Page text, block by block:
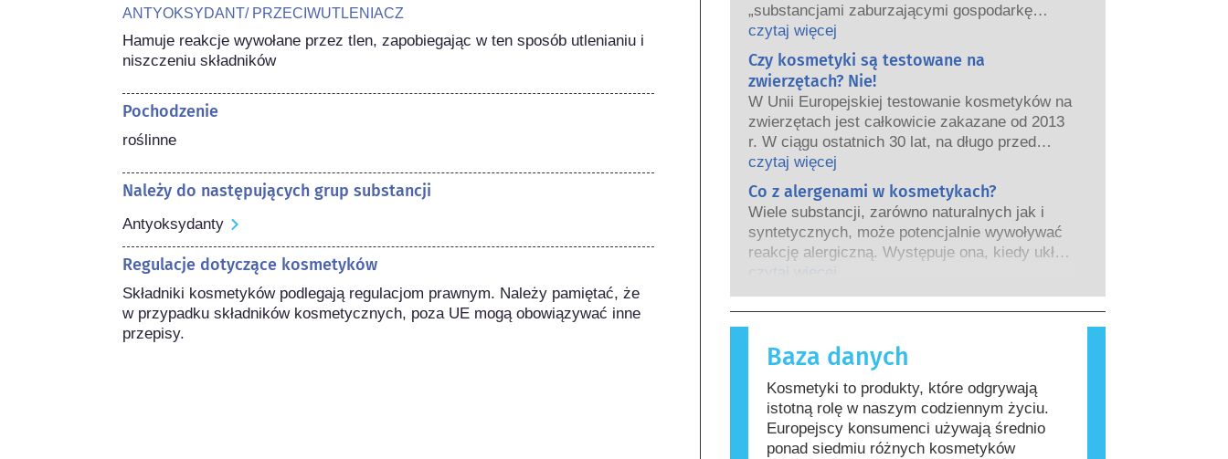
ANTYOKSYDANT/ PRZECIWUTLENIACZ
Hamuje reakcje wywołane przez tlen, zapobiegając w ten sposób utlenianiu i
niszczeniu składników
Pochodzenie
roślinne
Należy do następujących grup substancji
Antyoksydanty
Regulacje dotyczące kosmetyków
Składniki kosmetyków podlegają regulacjom prawnym. Należy pamiętać, że
w przypadku składników kosmetycznych, poza UE mogą obowiązywać inne
przepisy.
„substancjami zaburzającymi gospodarkę
hormonalną”, ponieważ mogą naśladować
niektóre właściwości naszych hormonów.
Tylko dlatego, że coś może naśladować
hormon, nie oznacza to, że zakłóci prawidłowe
funkcjonowanie układu hormonalnego.
Wiele substancji, w tym te naturalne, naśladuje
hormony. Bardzo niewiele substancji jednak, a
są to głównie leki o silnym działaniu, ma
potwierdzone działanie powodujące zaburzenia
układu hormonalnego.
Rygorystyczne oceny bezpieczeństwa
produktów przeprowadzane przez
wykwalifikowanych ekspertów naukowych, do
zobowiązane, obejmują wszystkie potencjalne
zagrożenia, w tym potencjalne zaburzenia
funkcjonowania układu hormonalnego.
czytaj więcej
Czy kosmetyki są testowane na
zwierzętach? Nie!
W Unii Europejskiej testowanie kosmetyków na
zwierzętach jest całkowicie zakazane od 2013
r. W ciągu ostatnich 30 lat, na długo przed
wprowadzeniem zakazu, przemysł
kosmetyczny inwestował w badania i rozwój,
tak aby stworzyć pionierskie alternatywy dla
testowania na zwierzętach w celu oceny
bezpieczeństwa składników i produktów
kosmetycznych.
czytaj więcej
Co z alergenami w kosmetykach?
Wiele substancji, zarówno naturalnych jak i
syntetycznych, może potencjalnie wywoływać
reakcję alergiczną. Występuje ona, kiedy układ
odpornościowy danej osoby zareaguje na
nieszkodliwe. Substancja, która powoduje
reakcję alergiczną nazywana jest alergenem.
Kosmetyki i produkty do pielęgnacji ciała mogą
zawierać składniki, które dla niektórych osób
mogą okazać się alergizujące. Nie oznacza to
jednak, że produkt nie jest bezpieczny dla
innych.
czytaj więcej
Baza danych
Kosmetyki to produkty, które odgrywają
istotną rolę w naszym codziennym życiu.
Europejscy konsumenci używają średnio
ponad siedmiu różnych kosmetyków